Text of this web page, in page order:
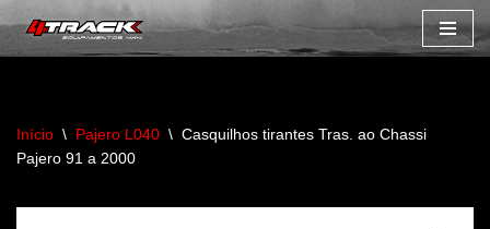
Avançar
conteúdo
Início \ Pajero L040 \ Casquilhos tirantes Tras. ao Chassi
Pajero 91 a 2000